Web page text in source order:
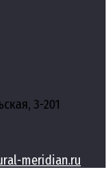
3-201
meridian.ru